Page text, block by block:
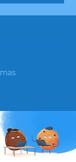
Fare-les-Oliviers